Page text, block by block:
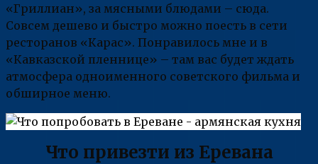
«Гриллиан», за мясными блюдами – сюда.
Совсем дешево и быстро можно поесть в сети
ресторанов «Карас». Понравилось мне и в
«Кавказской пленнице» – там вас будет ждать
атмосфера одноименного советского фильма и
обширное меню.
Что привезти из Еревана